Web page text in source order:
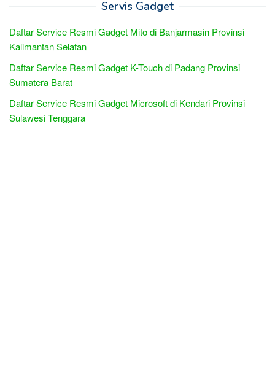
Servis Gadget
Daftar Service Resmi Gadget Mito di Banjarmasin Provinsi
Kalimantan Selatan
Daftar Service Resmi Gadget K-Touch di Padang Provinsi
Sumatera Barat
Daftar Service Resmi Gadget Microsoft di Kendari Provinsi
Sulawesi Tenggara